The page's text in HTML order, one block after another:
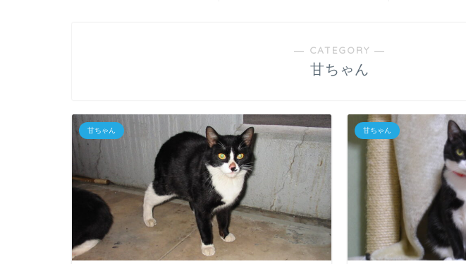
― CATEGORY ―
甘ちゃん
甘ちゃん 甘ちゃん